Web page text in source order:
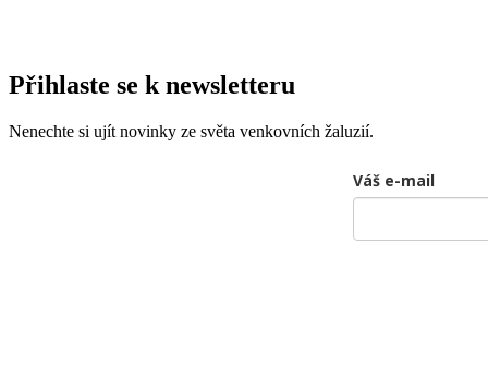
Přihlaste se k newsletteru
Nenechte si ujít novinky ze světa venkovních žaluzií.
Váš e-mail